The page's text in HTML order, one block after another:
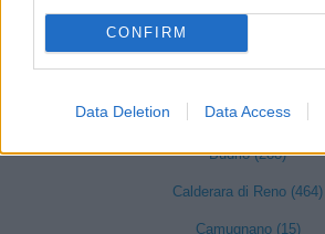
CONFIRM
Data Deletion Data Access
Borgo Tossignano (30)
Budrio (288)
Calderara di Reno (464)
Camugnano (15)